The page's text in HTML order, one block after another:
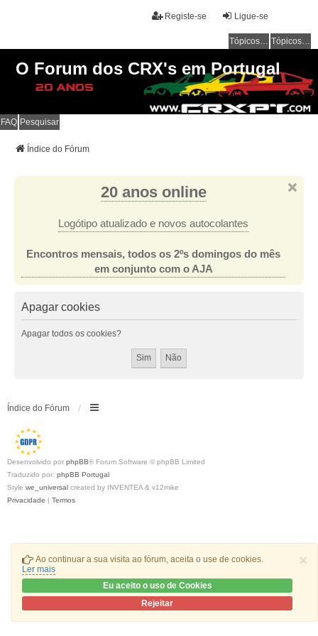
×
Ao continuar a sua visita ao fórum, aceita o use de cookies.
Ler mais
Eu aceito o uso de Cookies
Rejeitar
Ligue-se
Registe-se
Tópicos sem resposta Tópicos ativos
O Forum dos CRX's em Portugal
FAQ Pesquisar
Índice do Fórum
20 anos online
Logótipo atualizado e novos autocolantes
Encontros mensais, todos os 2ºs domingos do mês
em conjunto com o AJA
Apagar cookies
Apagar todos os cookies?
Índice do Fórum
Desenvolvido por phpBB® Forum Software © phpBB Limited
Traduzido por: phpBB Portugal
Style we_universal created by INVENTEA & v12mike
Privacidade | Termos